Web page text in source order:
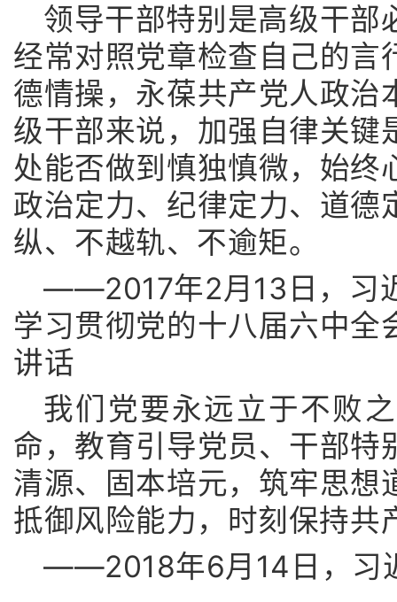
领导干部特别是高级干部
经常对照党章检查自己的
德情操，永葆共产党人政
级干部来说，加强自律关
处能否做到慎独慎微，始
政治定力、纪律定力、道
纵、不越轨、不逾矩。
——2017年2月13日，习
学习贯彻党的十八届六中
讲话
我们党要永远立于不败
命，教育引导党员、干部
清源、固本培元，筑牢思
抵御风险能力，时刻保持共
——2018年6月14日，习